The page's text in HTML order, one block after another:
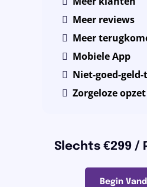
Meer reviews
Meer
Mobiele App
Niet-goed-
Zorgeloze opzet
Slechts €299 /
Begin